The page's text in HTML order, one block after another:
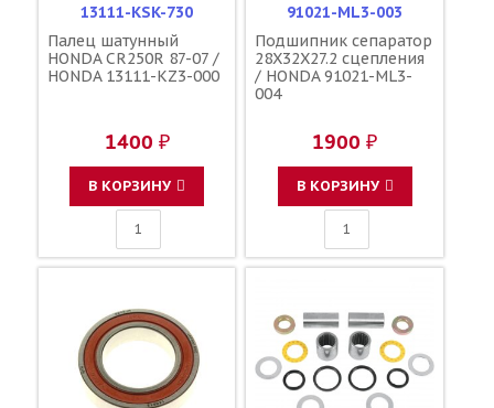
13111-KSK-730
Палец шатунный
HONDA CR250R 87-07 /
HONDA 13111-KZ3-000
1400 ₽
В КОРЗИНУ
91021-ML3-003
Подшипник сепаратор
28X32X27.2 сцепления
/ HONDA 91021-ML3-
004
1900 ₽
В КОРЗИНУ